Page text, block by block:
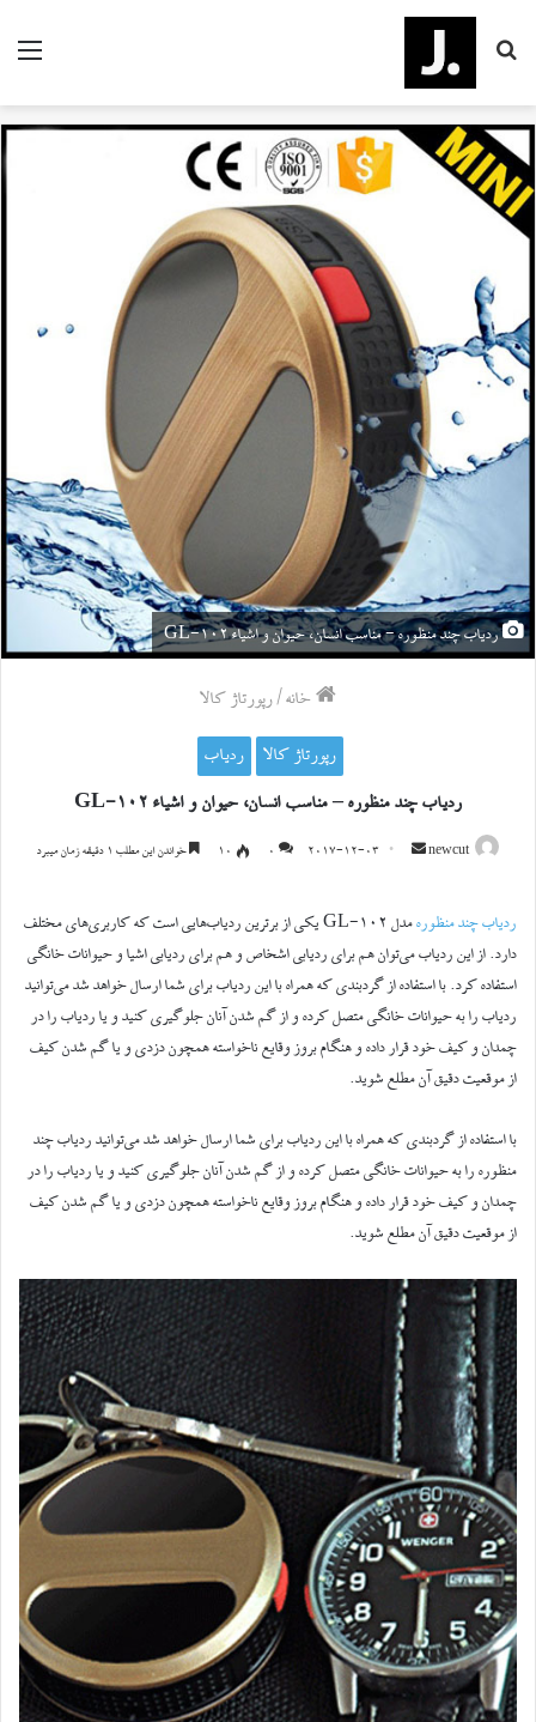
منو
برای
ردیاب چند منظوره - مناسب انسان، حیوان و اشیاء GL-102
خانه /رپورتاژ کالا
رپورتاژ کالا ردیاب
ردیاب چند منظوره – مناسب انسان، حیوان و اشیاء GL-102
newcut
ارسال
2017-12-03
0 ۱۰ خواندن این مطلب 1 دقیقه زمان میبرد
ردیاب چند منظوره
مدل GL-102 یکی از برترین ردیاب‌هایی است که کاربری‌های مختلف
دارد. از این ردیاب می‌توان هم برای ردیابی اشخاص و هم برای ردیابی اشیا و حیوانات خانگی
استفاده کرد. با استفاده از گردبندی که همراه با این ردیاب برای شما ارسال خواهد شد می‌توانید
ردیاب را به حیوانات خانگی متصل کرده و از گم شدن آنان جلوگیری کنید و یا ردیاب را در
چمدان و کیف خود قرار داده و هنگام بروز وقایع ناخواسته همچون دزدی و یا گم شدن کیف
از موقعیت دقیق آن مطلع شوید.
با استفاده از گردبندی که همراه با این ردیاب برای شما ارسال خواهد شد می‌توانید ردیاب چند
منظوره را به حیوانات خانگی متصل کرده و از گم شدن آنان جلوگیری کنید و یا ردیاب را در
چمدان و کیف خود قرار داده و هنگام بروز وقایع ناخواسته همچون دزدی و یا گم شدن کیف
از موقعیت دقیق آن مطلع شوید.